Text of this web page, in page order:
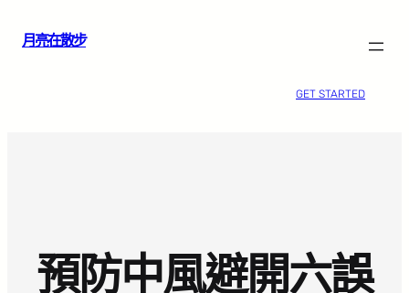
月亮在散步
GET STARTED
預防中風避開六誤